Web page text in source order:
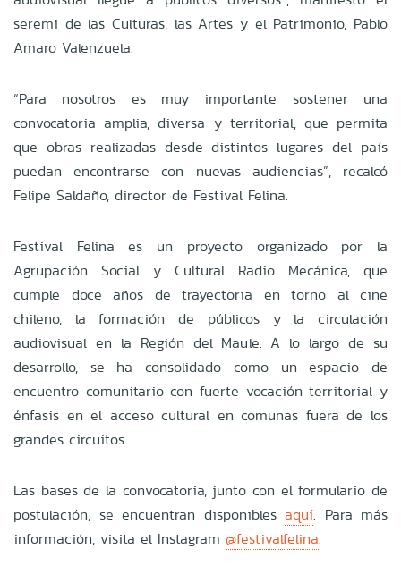
seremi de las Culturas, las Artes y el Patrimonio, Pablo
Amaro Valenzuela.
“Para nosotros es muy importante sostener una
convocatoria amplia, diversa y territorial, que permita
que obras realizadas desde distintos lugares del país
puedan encontrarse con nuevas audiencias”, recalcó
Felipe Saldaño, director de Festival Felina.
Festival Felina es un proyecto organizado por la
Agrupación Social y Cultural Radio Mecánica, que
cumple doce años de trayectoria en torno al cine
chileno, la formación de públicos y la circulación
audiovisual en la Región del Maule. A lo largo de su
desarrollo, se ha consolidado como un espacio de
encuentro comunitario con fuerte vocación territorial y
énfasis en el acceso cultural en comunas fuera de los
grandes circuitos.
Las bases de la convocatoria, junto con el formulario de
postulación, se encuentran disponibles aquí. Para más
información, visita el Instagram @festivalfelina.